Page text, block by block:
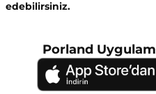
edebilirsiniz.
Porland